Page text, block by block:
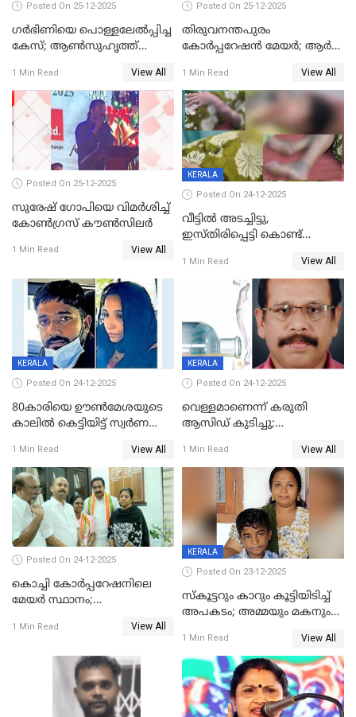
Posted On 25-12-2025
ഗര്‍ഭിണിയെ പൊള്ളലേല്‍പ്പിച്ച
കേസ്; ആണ്‍സുഹൃത്ത്
1 Min Read View All
Posted On 25-12-2025
തിരുവനന്തപുരം
കോര്‍പ്പറേഷന്‍ മേയർ; ആര്‍
1 Min Read View All
Posted On 25-12-2025
സുരേഷ് ഗോപിയെ വിമര്‍ശിച്ച്
കോണ്‍ഗ്രസ് കൗണ്‍സിലര്‍
1 Min Read View All
KERALA
Posted On 24-12-2025
വീട്ടിൽ അടച്ചിട്ടു,
ഇസ്തിരിപ്പെട്ടി കൊണ്ട്
ഗർഭിണിയായ യുവതിക്ക് ക്രൂര
1 Min Read View All
KERALA
Posted On 24-12-2025
80കാരിയെ ഊൺമേശയുടെ
കാലിൽ കെട്ടിയിട്ട് സ്വർണവും
കൊച്ചുമകനും സുഹൃത്തും
അറസ്റ്റിൽ
1 Min Read View All
KERALA
Posted On 24-12-2025
വെള്ളമാണെന്ന് കരുതി
ആസിഡ് കുടിച്ചു;
മരിച്ചു
1 Min Read View All
Posted On 24-12-2025
കൊച്ചി കോര്‍പ്പറേഷനിലെ
മേയര്‍ സ്ഥാനം;
രൂക്ഷം
1 Min Read View All
KERALA
Posted On 23-12-2025
സ്കൂട്ടറും കാറും കൂട്ടിയിടിച്ച്
അപകടം; അമ്മയും മകനും
ഗുരുതരാവസ്ഥയിൽ
1 Min Read View All